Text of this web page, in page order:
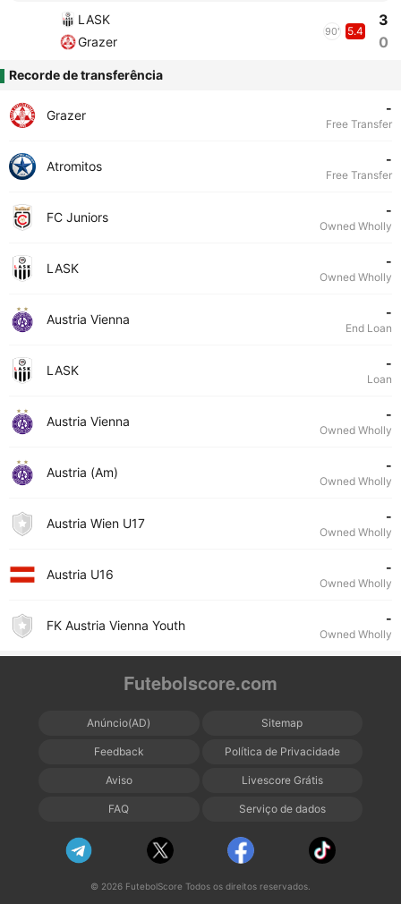
LASK
Grazer
90' 5.4
3
0
Recorde de transferência
Grazer -
Free Transfer
Atromitos -
Free Transfer
FC Juniors -
Owned Wholly
LASK -
Owned Wholly
Austria Vienna -
End Loan
LASK -
Loan
Austria Vienna -
Owned Wholly
Austria (Am) -
Owned Wholly
Austria Wien U17 -
Owned Wholly
Austria U16 -
Owned Wholly
FK Austria Vienna Youth -
Owned Wholly
Futebolscore.com
Anúncio(AD) Sitemap
Feedback Política de Privacidade
Aviso Livescore Grátis
FAQ Serviço de dados
© 2026 FutebolScore Todos os direitos reservados.